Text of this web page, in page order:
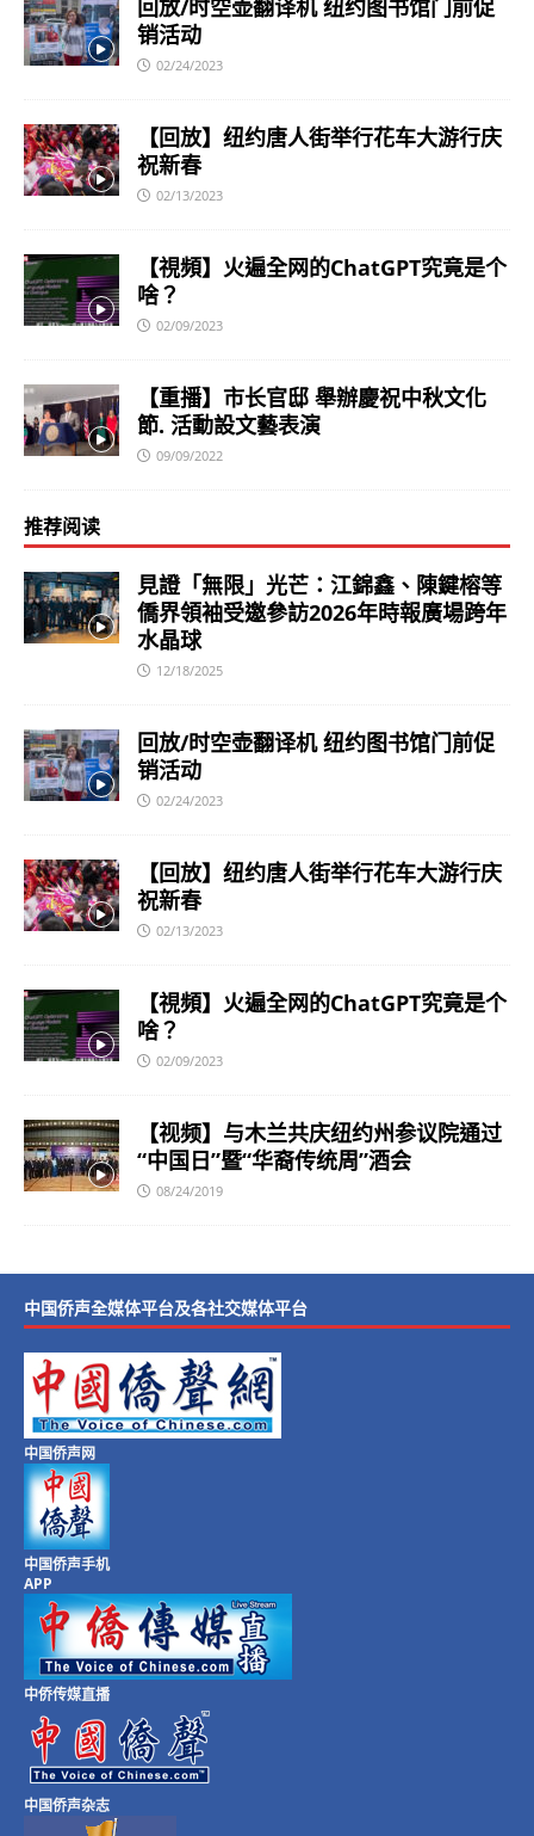
回放/时空壶翻译机 纽约图书馆门前促
销活动
02/24/2023
【回放】纽约唐人街举行花车大游行庆
祝新春
02/13/2023
【視頻】火遍全网的ChatGPT究竟是个
啥？
02/09/2023
【重播】市长官邸 舉辦慶祝中秋文化
節. 活動設文藝表演
09/09/2022
推荐阅读
見證「無限」光芒：江錦鑫、陳鍵榕等
僑界領袖受邀參訪2026年時報廣場跨年
水晶球
12/18/2025
回放/时空壶翻译机 纽约图书馆门前促
销活动
02/24/2023
【回放】纽约唐人街举行花车大游行庆
祝新春
02/13/2023
【視頻】火遍全网的ChatGPT究竟是个
啥？
02/09/2023
【视频】与木兰共庆纽约州参议院通过
“中国日”暨“华裔传统周”酒会
08/24/2019
中国侨声全媒体平台及各社交媒体平台
中国侨声网
中国侨声手机
APP
中侨传媒直播
中国侨声杂志